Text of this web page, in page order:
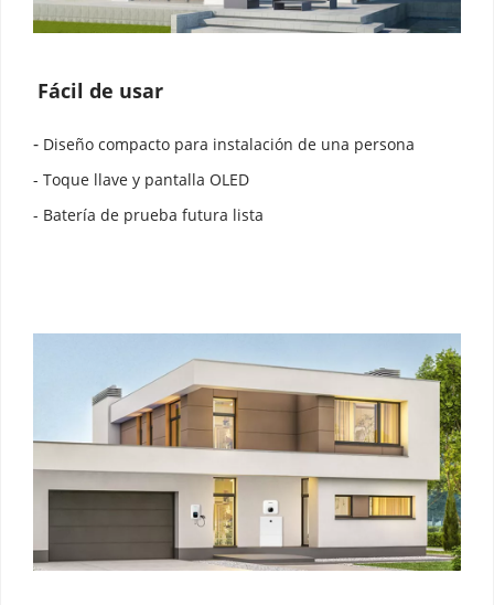
Fácil de usar
- Diseño compacto para instalación de una persona
- Toque llave y pantalla OLED
- Batería de prueba futura lista